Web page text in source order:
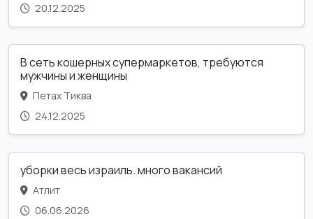
20.12.2025
В сеть кошерных супермаркетов, требуются
мужчины и женщины
Петах Тиква
24.12.2025
уборки весь израиль. много вакансий
Атлит
06.06.2026